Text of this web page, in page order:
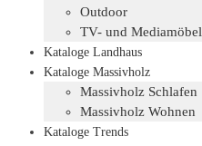
Outdoor
TV- und Mediamöbel
Kataloge Landhaus
Kataloge Massivholz
Massivholz Schlafen
Massivholz Wohnen
Kataloge Trends